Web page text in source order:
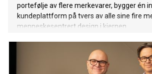
portefølje av flere merkevarer, bygger én
kundeplattform på tvers av alle sine fire
menneskesentrert design i kjernen